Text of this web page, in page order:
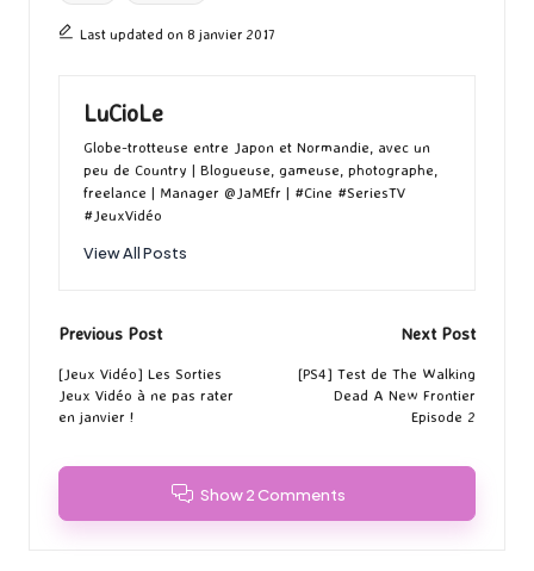
Last updated on 8 janvier 2017
LuCioLe
Globe-trotteuse entre Japon et Normandie, avec un
peu de Country | Blogueuse, gameuse, photographe,
freelance | Manager @JaMEfr | #Cine #SeriesTV
#JeuxVidéo
View All Posts
Post
navigation
Previous Post
[Jeux Vidéo] Les Sorties
Jeux Vidéo à ne pas rater
en janvier !
Next Post
[PS4] Test de The Walking
Dead A New Frontier
Episode 2
Show 2 Comments